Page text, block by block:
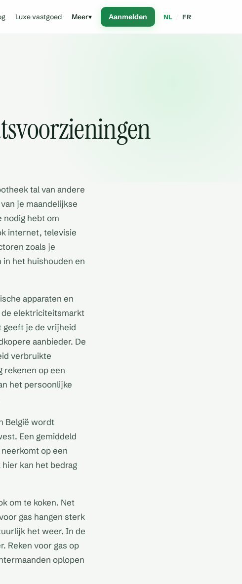
Luxe vastgoed Meer▾ Aanmelden NL FR
tal van andere
je maandelijkse
nodig hebt om
internet, televisie
zoals je
het huishouden en
apparaten en
de elektriciteitsmarkt
geeft je de vrijheid
aanbieder. De
verbruikte
rekenen op een
het persoonlijke
België wordt
Een gemiddeld
op een
kan het bedrag
om te koken. Net
gas hangen sterk
het weer. In de
Reken voor gas op
oplopen